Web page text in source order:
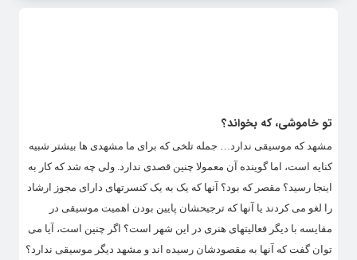
تو خاموشی، که بخواند؟
مشهد که موسیقی ندارد… جمله تلخی که برای ما مشهدی ها بیشتر شبیه
کنایه است، اما گوینده آن معمولا چنین قصدی ندارد. ولی چه شد که کار به
اینجا رسید؟ مقصر که بود؟ آنها که یک به یک کنسرتهای دارای مجوز ارشاد
را لغو می کردند یا آنها که ترجیحشان پایین بودن اهمیت موسیقی در
مقایسه با دیگر فعالیتهای هنری در این شهر است؟ اگر چنین است، آیا می
توان گفت که آنها به مقصودشان رسیده اند و مشهد دیگر موسیقی ندارد؟